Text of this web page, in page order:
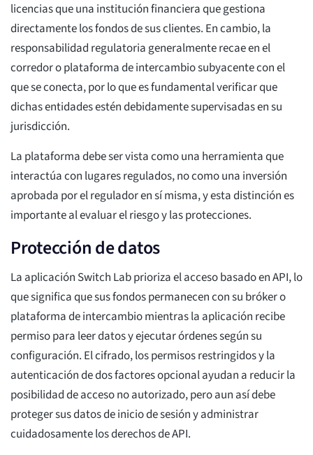
licencias que una institución financiera que gestiona
directamente los fondos de sus clientes. En cambio, la
responsabilidad regulatoria generalmente recae en el
corredor o plataforma de intercambio subyacente con el
que se conecta, por lo que es fundamental verificar que
dichas entidades estén debidamente supervisadas en su
jurisdicción.
La plataforma debe ser vista como una herramienta que
interactúa con lugares regulados, no como una inversión
aprobada por el regulador en sí misma, y esta distinción es
importante al evaluar el riesgo y las protecciones.
Protección de datos
La aplicación Switch Lab prioriza el acceso basado en API, lo
que significa que sus fondos permanecen con su bróker o
plataforma de intercambio mientras la aplicación recibe
permiso para leer datos y ejecutar órdenes según su
configuración. El cifrado, los permisos restringidos y la
autenticación de dos factores opcional ayudan a reducir la
posibilidad de acceso no autorizado, pero aun así debe
proteger sus datos de inicio de sesión y administrar
cuidadosamente los derechos de API.